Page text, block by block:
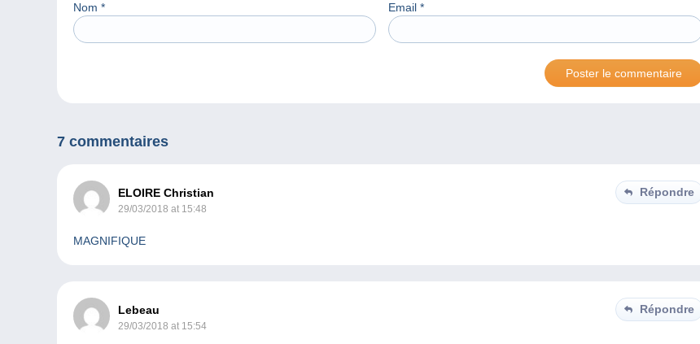
Nom * Email *
7 commentaires
ELOIRE Christian
29/03/2018 at 15:48
Répondre
MAGNIFIQUE
Lebeau
29/03/2018 at 15:54
Répondre